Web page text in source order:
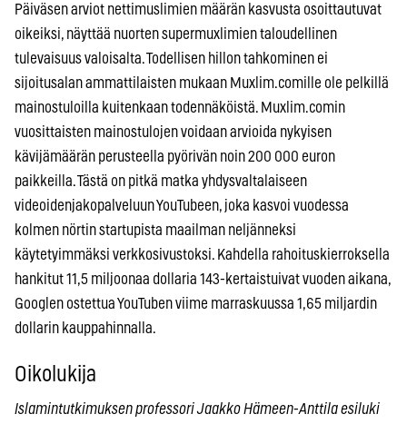
Päiväsen arviot nettimuslimien määrän kasvusta osoittautuvat
oikeiksi, näyttää nuorten supermuxlimien taloudellinen
tulevaisuus valoisalta. Todellisen hillon tahkominen ei
sijoitusalan ammattilaisten mukaan Muxlim.comille ole pelkillä
mainostuloilla kuitenkaan todennäköistä. Muxlim.comin
vuosittaisten mainostulojen voidaan arvioida nykyisen
kävijämäärän perusteella pyörivän noin 200 000 euron
paikkeilla. Tästä on pitkä matka yhdysvaltalaiseen
videoidenjakopalveluun YouTubeen, joka kasvoi vuodessa
kolmen nörtin startupista maailman neljänneksi
käytetyimmäksi verkkosivustoksi. Kahdella rahoituskierroksella
hankitut 11,5 miljoonaa dollaria 143-kertaistuivat vuoden aikana,
Googlen ostettua YouTuben viime marraskuussa 1,65 miljardin
dollarin kauppahinnalla.
Oikolukija
Islamintutkimuksen professori Jaakko Hämeen-Anttila esiluki